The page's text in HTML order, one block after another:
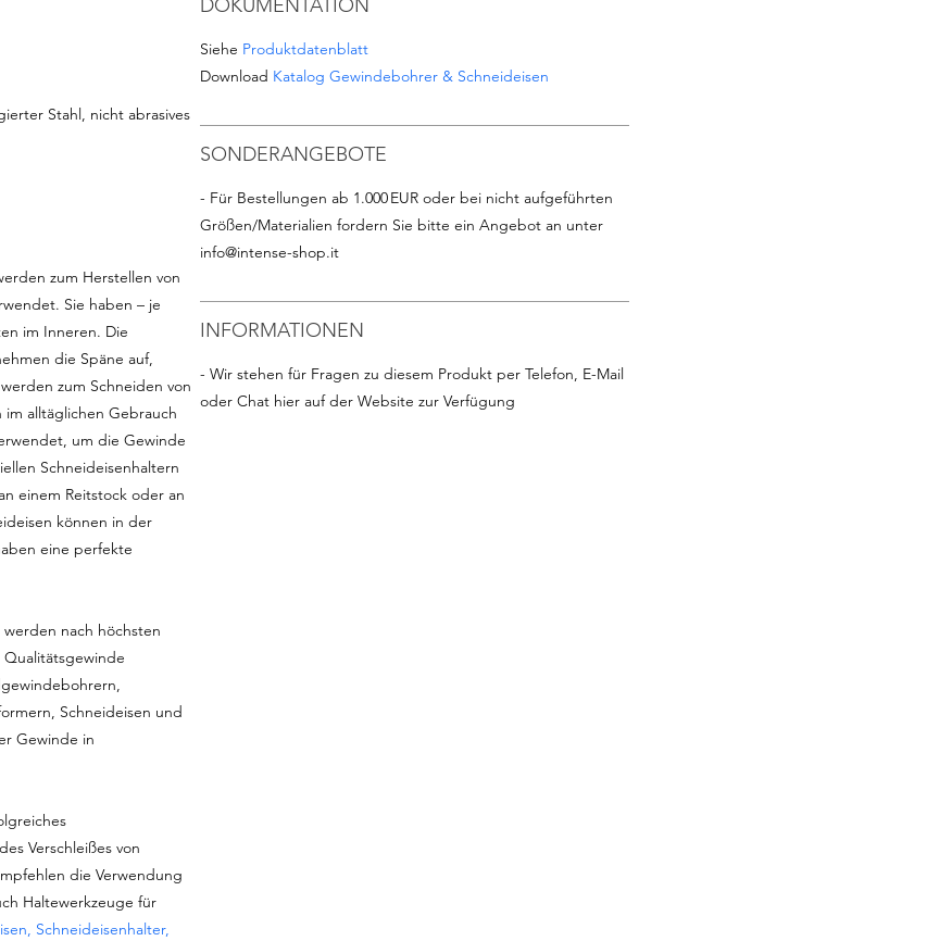
Stahl, nicht abrasives
zum Herstellen von
Sie haben – je
im Inneren. Die
die Späne auf,
zum Schneiden von
alltäglichen Gebrauch
um die Gewinde
Schneideisenhaltern
einem Reitstock oder an
können in der
eine perfekte
nach höchsten
Schneideisen und
Gewinde in
Verschleißes von
die Verwendung
Haltewerkzeuge für
Schneideisenhalter,
DOKUMENTATION
Siehe Produktdatenblatt
Download Katalog Gewindebohrer & Schneideisen
SONDERANGEBOTE
- Für Bestellungen ab 1.000 EUR oder bei nicht aufgeführten
Größen/Materialien fordern Sie bitte ein Angebot an unter
info@intense-shop.it
INFORMATIONEN
- Wir stehen für Fragen zu diesem Produkt per Telefon, E-Mail
oder Chat hier auf der Website zur Verfügung